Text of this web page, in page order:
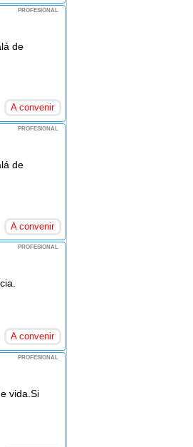
PROFESIONAL
de
A convenir
PROFESIONAL
de
A convenir
PROFESIONAL
A convenir
PROFESIONAL
vida.Si